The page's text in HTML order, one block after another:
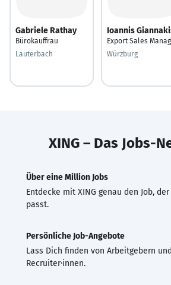
Gabriele Rathay
Bürokauffrau
Lauterbach
Ioannis
Export Sales
Würzburg
XING – Das Jobs-
Über eine Million Jobs
Entdecke mit XING genau den Job,
passt.
Persönliche Job-Angebote
Lass Dich finden von Arbeitgebern
Recruiter·innen.